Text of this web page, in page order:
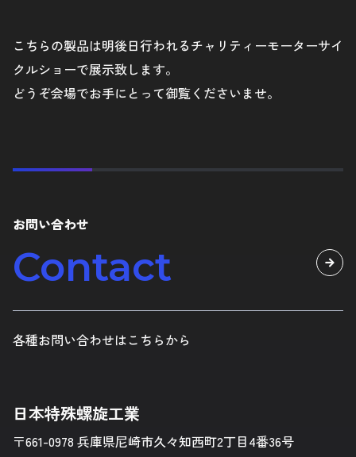
こちらの製品は明後日行われるチャリティーモーターサイ
クルショーで展示致します。
どうぞ会場でお手にとって御覧くださいませ。
お問い合わせ
Contact
各種お問い合わせはこちらから
日本特殊螺旋工業
〒661-0978 兵庫県尼崎市久々知西町2丁目4番36号